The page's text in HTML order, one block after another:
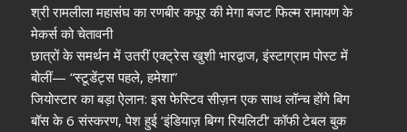
श्री रामलीला महासंघ का रणबीर कपूर की मेगा बजट फिल्म रामायण के
मेकर्स को चेतावनी
छात्रों के समर्थन में उतरीं एक्ट्रेस खुशी भारद्वाज, इंस्टाग्राम पोस्ट में
बोलीं— “स्टूडेंट्स पहले, हमेशा”
जियोस्टार का बड़ा ऐलान: इस फेस्टिव सीज़न एक साथ लॉन्च होंगे बिग
बॉस के 6 संस्करण, पेश हुई ‘इंडियाज़ बिग्ग रियलिटी’ कॉफी टेबल बुक